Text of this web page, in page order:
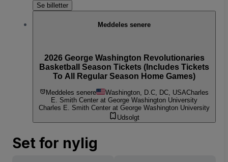
Se billetter
Meddeles senere
2026 George Washington Revolutionaries
Basketball Season Tickets (Includes Tickets
To All Regular Season Home Games)
Meddeles senere Washington, D.C, DC, USACharles
E. Smith Center at George Washington University
Charles E. Smith Center at George Washington University
Udsolgt
Set for nylig